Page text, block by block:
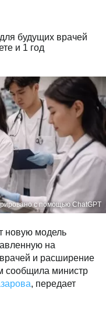
будущих врачей
и 1 год
с помощью ChatGPT
новую модель
на
и расширение
сообщила министр
, передает